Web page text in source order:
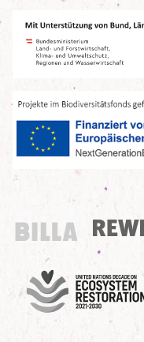
Billa
REWE
UN Decade